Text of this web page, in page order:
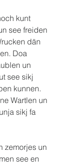
kunt
see freiden
dän
Doa
un
see sikj
kunnen.
Wartlen un
sikj fa
zemorjes un
see en